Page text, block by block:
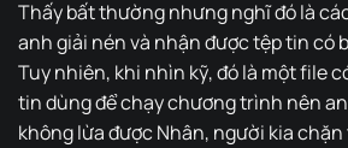
Thấy bất thường nhưng nghĩ đó là
anh giải nén và nhận được tệp tin có
Tuy nhiên, khi nhìn kỹ, đó là một file
tin dùng để chạy chương trình nên
không lừa được Nhân, người kia